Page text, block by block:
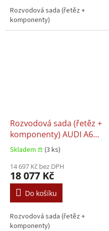
Rozvodová sada (řetěz +
komponenty)
Rozvodová sada (řetěz +
komponenty) AUDI A6
ALLROAD C6, Audi A6 C6,
Audi A8 D3, Audi Q7 VW
TOUAREG 2.7D/3.0D
08.2003–08.2011
Skladem 𖠿 (3 ks)
14 697 Kč bez DPH
18 077 Kč
Do košíku
Rozvodová sada (řetěz +
komponenty)